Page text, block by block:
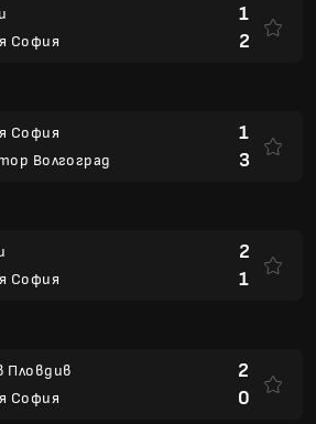
София
1
2
София
Волгоград
1
3
София
2
1
Пловдив
София
2
0